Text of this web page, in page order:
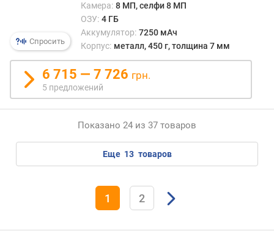
e
(
E
x
t
r
e
(
t
Спросить
Камера: 8 МП, селфи 8 МП
ОЗУ: 4 ГБ
Аккумулятор: 7250 мАч
Корпус: металл, 450 г, толщина 7 мм
6 715 — 7 726 грн.
5 предложений
Показано 24 из 37 товаров
еще 13 товаров
1 2